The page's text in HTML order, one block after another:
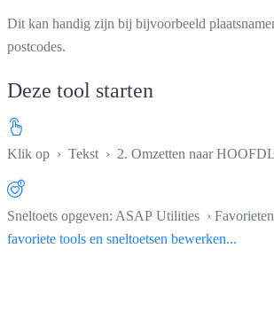
Dit kan handig zijn bij bijvoorbeeld
postcodes.
Deze tool starten
Klik op › Tekst › 2. Omzetten naar
Sneltoets opgeven: ASAP Utilities ›
favoriete tools en sneltoetsen bewerken...